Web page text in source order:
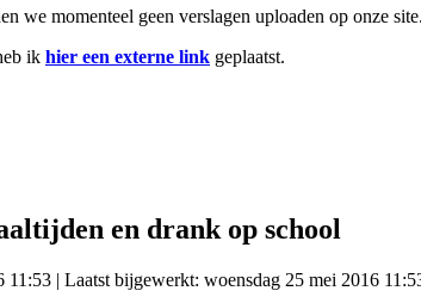
we momenteel geen verslagen uploaden op onze site.
ik hier een externe link geplaatst.
en drank op school
11:53 | Laatst bijgewerkt: woensdag 25 mei 2016